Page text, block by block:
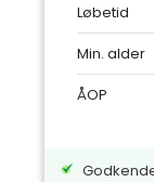
Løbetid
Min. alder
ÅOP